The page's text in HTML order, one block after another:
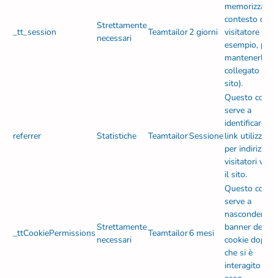
_tt_session
Strettamente
necessari
Teamtailor2 giorni
contesto di
visitatore (ad
esempio, per
mantenerlo
collegato al
sito).
referrer Statistiche TeamtailorSessione
Questo
serve a
identificare il
link utilizzato
per
visitatori
il sito.
_ttCookiePermissions
Strettamente
necessari
Teamtailor6 mesi
Questo
serve a
nascondere il
banner dei
cookie dopo
che si è
interagito